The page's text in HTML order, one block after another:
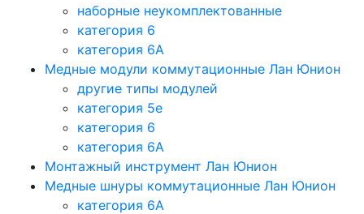
наборные неукомплектованные
категория 6
категория 6A
Медные модули коммутационные Лан Юнион
другие типы модулей
категория 5е
категория 6
категория 6A
Монтажный инструмент Лан Юнион
Медные шнуры коммутационные Лан Юнион
категория 6A